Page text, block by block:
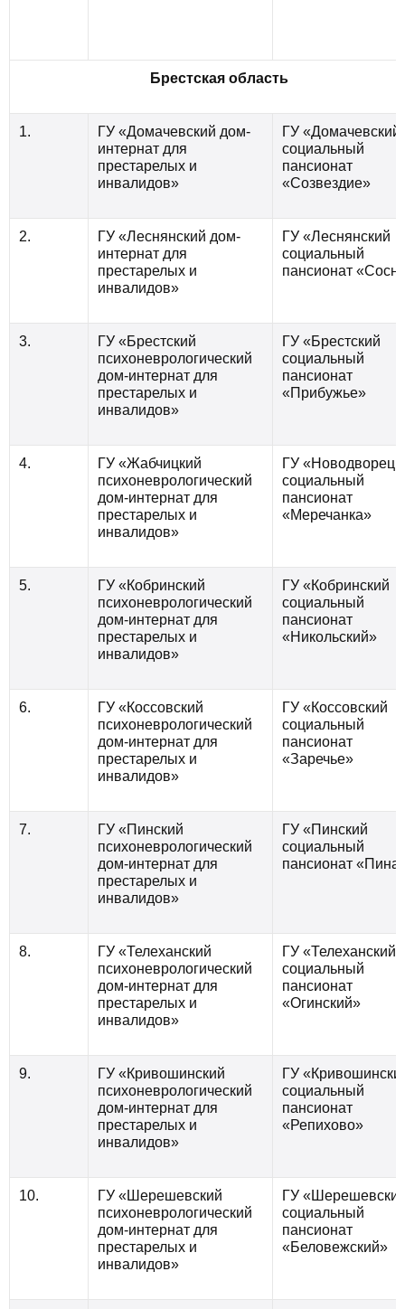
Брестская область
1.
ГУ «Домачевский дом-
интернат для
престарелых и
инвалидов»
ГУ «Домачевский
социальный
пансионат
«Созвездие»
2.
ГУ «Леснянский дом-
интернат для
престарелых и
инвалидов»
ГУ «Леснянский
социальный
пансионат
3.
ГУ «Брестский
психоневрологический
дом-интернат для
престарелых и
инвалидов»
ГУ «Брестский
социальный
пансионат
«Прибужье»
4.
ГУ «Жабчицкий
психоневрологический
дом-интернат для
престарелых и
инвалидов»
ГУ
социальный
пансионат
«Меречанка»
5.
ГУ «Кобринский
психоневрологический
дом-интернат для
престарелых и
инвалидов»
ГУ «Кобринский
социальный
пансионат
«Никольский»
6.
ГУ «Коссовский
психоневрологический
дом-интернат для
престарелых и
инвалидов»
ГУ «Коссовский
социальный
пансионат
«Заречье»
7.
ГУ «Пинский
психоневрологический
дом-интернат для
престарелых и
инвалидов»
ГУ «Пинский
социальный
пансионат
8.
ГУ «Телеханский
психоневрологический
дом-интернат для
престарелых и
инвалидов»
ГУ «Телеханский
социальный
пансионат
«Огинский»
9.
ГУ «Кривошинский
психоневрологический
дом-интернат для
престарелых и
инвалидов»
ГУ
социальный
пансионат
«Репихово»
10.
ГУ «Шерешевский
психоневрологический
дом-интернат для
престарелых и
инвалидов»
ГУ
социальный
пансионат
«Беловежский»